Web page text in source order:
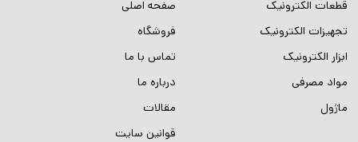
قطعات الکترونیک
تجهیزات الکترونیک
ابزار الکترونیک
مواد مصرفی
ماژول
صفحه اصلی
فروشگاه
تماس با ما
درباره ما
مقالات
قوانین سایت